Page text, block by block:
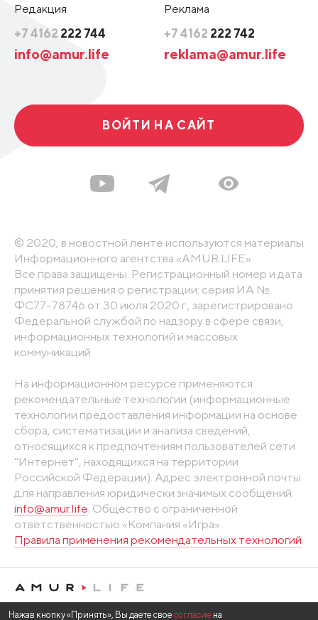
Редакция
+7 4162 222 744
info@amur.life
Реклама
+7 4162 222 742
reklama@amur.life
ВОЙТИ НА САЙТ
© 2020, в новостной ленте используются материалы
Информационного агентства «AMUR.LIFE».
Все права защищены. Регистрационный номер и дата
принятия решения о регистрации: серия ИА №
ФС77-78746 от 30 июля 2020 г., зарегистрировано
Федеральной службой по надзору в сфере связи,
информационных технологий и массовых
коммуникаций
На информационном ресурсе применяются
рекомендательные технологии (информационные
технологии предоставления информации на основе
сбора, систематизации и анализа сведений,
относящихся к предпочтениям пользователей сети
"Интернет", находящихся на территории
Российской Федерации). Адрес электронной почты
для направления юридически значимых сообщений:
info@amur.life. Общество с ограниченной
ответственностью «Компания «Игра».
Правила применения рекомендательных технологий
Нажав кнопку «Принять», Вы даете свое согласие на